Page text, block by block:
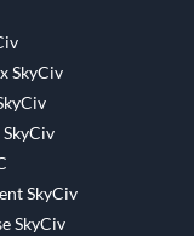
SkyCiv
SkyCiv
SkyCiv